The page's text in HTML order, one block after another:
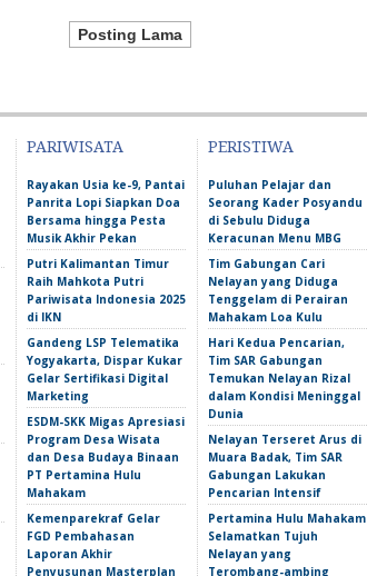
Posting Lama
PARIWISATA
Rayakan Usia ke-9, Pantai
Panrita Lopi Siapkan Doa
Bersama hingga Pesta
Musik Akhir Pekan
Putri Kalimantan Timur
Raih Mahkota Putri
Pariwisata Indonesia 2025
di IKN
Gandeng LSP Telematika
Yogyakarta, Dispar Kukar
Gelar Sertifikasi Digital
Marketing
ESDM-SKK Migas Apresiasi
Program Desa Wisata
dan Desa Budaya Binaan
PT Pertamina Hulu
Mahakam
Kemenparekraf Gelar
FGD Pembahasan
Laporan Akhir
Penyusunan Masterplan
PERISTIWA
Puluhan Pelajar dan
Seorang Kader Posyandu
di Sebulu Diduga
Keracunan Menu MBG
Tim Gabungan Cari
Nelayan yang Diduga
Tenggelam di Perairan
Mahakam Loa Kulu
Hari Kedua Pencarian,
Tim SAR Gabungan
Temukan Nelayan Rizal
dalam Kondisi Meninggal
Dunia
Nelayan Terseret Arus di
Muara Badak, Tim SAR
Gabungan Lakukan
Pencarian Intensif
Pertamina Hulu Mahakam
Selamatkan Tujuh
Nelayan yang
Terombang-ambing